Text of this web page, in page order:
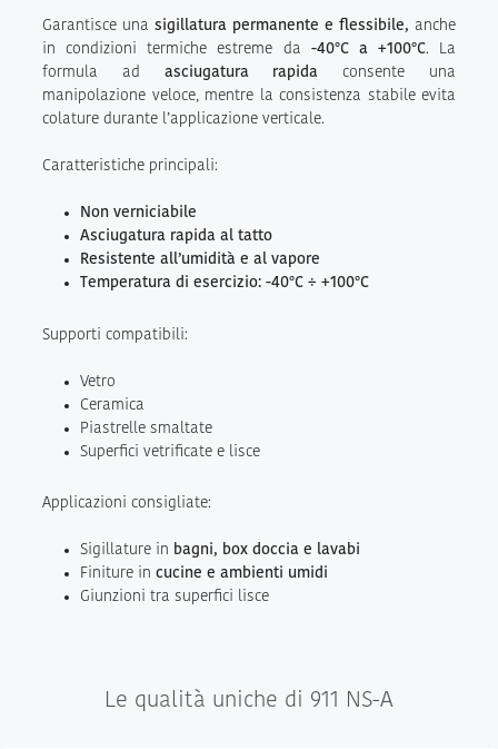
Garantisce una sigillatura permanente e flessibile, anche
in condizioni termiche estreme da -40°C a +100°C. La
formula ad asciugatura rapida consente una
manipolazione veloce, mentre la consistenza stabile evita
colature durante l’applicazione verticale.
Caratteristiche principali:
Non verniciabile
Asciugatura rapida al tatto
Resistente all’umidità e al vapore
Temperatura di esercizio: -40°C ÷ +100°C
Supporti compatibili:
Vetro
Ceramica
Piastrelle smaltate
Superfici vetrificate e lisce
Applicazioni consigliate:
Sigillature in bagni, box doccia e lavabi
Finiture in cucine e ambienti umidi
Giunzioni tra superfici lisce
Le qualità uniche di 911 NS-A